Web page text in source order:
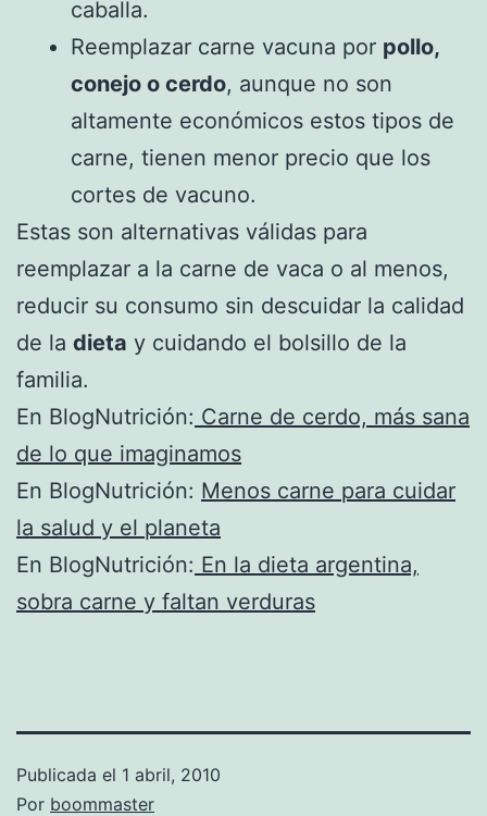
caballa.
Reemplazar carne vacuna por pollo,
conejo o cerdo, aunque no son
altamente económicos estos tipos de
carne, tienen menor precio que los
cortes de vacuno.
Estas son alternativas válidas para
reemplazar a la carne de vaca o al menos,
reducir su consumo sin descuidar la calidad
de la dieta y cuidando el bolsillo de la
familia.
En BlogNutrición: Carne de cerdo, más sana
de lo que imaginamos
En BlogNutrición: Menos carne para cuidar
la salud y el planeta
En BlogNutrición: En la dieta argentina,
sobra carne y faltan verduras
Publicada el 1 abril, 2010
Por boommaster